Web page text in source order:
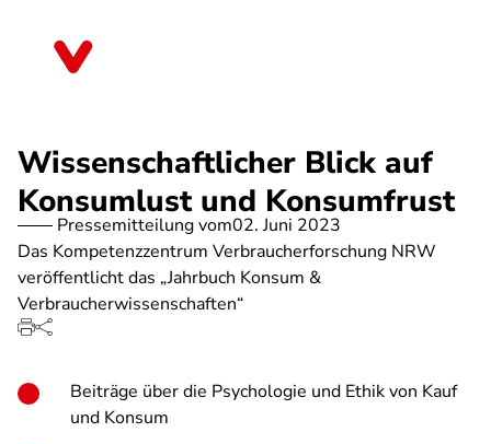
Wissenschaftlicher Blick auf
Konsumlust und Konsumfrust
Pressemitteilung vom02. Juni 2023
Das Kompetenzzentrum Verbraucherforschung NRW
veröffentlicht das „Jahrbuch Konsum &
Verbraucherwissenschaften“
Beiträge über die Psychologie und Ethik von Kauf
und Konsum